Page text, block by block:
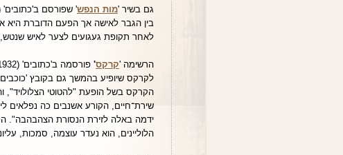
גם בשיר 'מות הנפש
בין הגבר לאישה אך הפעם הדוברת היא
לאחר תקופת געגועים לצער לאיש
הרשימה 'קרקס'
לקרקס שיופיע בהמשך גם בקובץ
הקרקס בשל הופעת "להטוטי הצלולויד",
שירת־חיים, הקורע אשנבים כה נפלאים
ידמה באלה לזירת הנסורת הצהבהבה".
הלוליינים, הוא נעדר עוצמה, סמכות,